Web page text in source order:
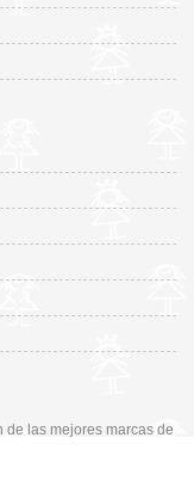
de las mejores marcas de